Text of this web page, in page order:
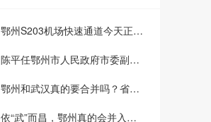
鄂州S203机场快速通道今天正式通车,将服务鄂州花湖机场快速集疏运
陈平任鄂州市人民政府市委副书记、副市长、代理市长
鄂州和武汉真的要合并吗？省媒重磅报道引发舆论骚动
依“武”而昌，鄂州真的会并入武汉吗？唯一列入武汉大都市区规划的地级市